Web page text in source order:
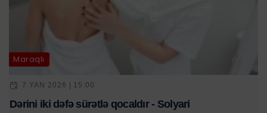
Maraqlı
7 YAN 2026 | 15:00
Dərini iki dəfə sürətlə qocaldır - Solyari